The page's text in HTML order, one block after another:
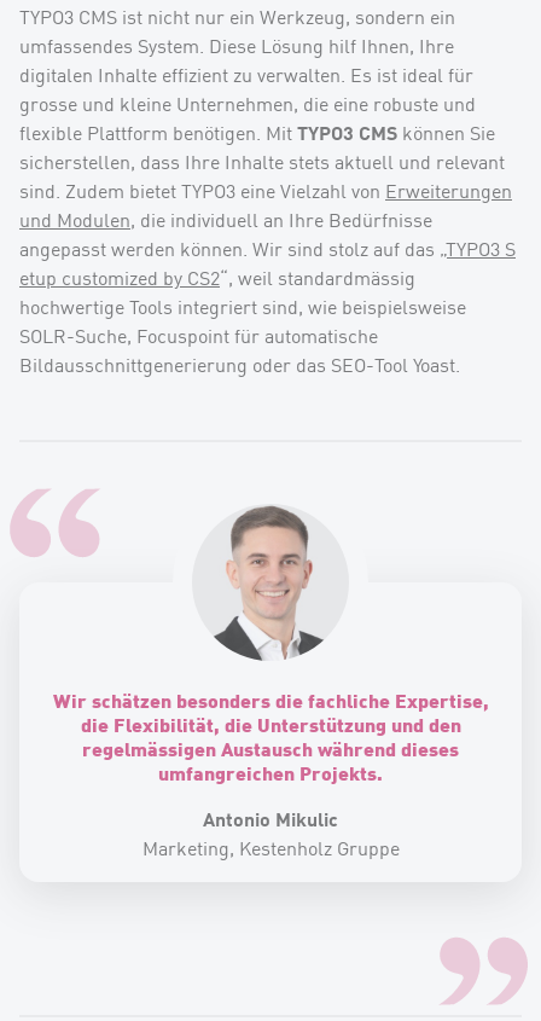
TYPO3 CMS ist nicht nur ein Werkzeug, sondern ein
umfassendes System. Diese Lösung hilf Ihnen, Ihre
digitalen Inhalte effizient zu verwalten. Es ist ideal für
grosse und kleine Unternehmen, die eine robuste und
flexible Plattform benötigen. Mit TYPO3 CMS können Sie
sicherstellen, dass Ihre Inhalte stets aktuell und relevant
sind. Zudem bietet TYPO3 eine Vielzahl von Erweiterungen
und Modulen, die individuell an Ihre Bedürfnisse
angepasst werden können. Wir sind stolz auf das „TYPO3 S
etup customized by CS2“, weil standardmässig
hochwertige Tools integriert sind, wie beispielsweise
SOLR-Suche, Focuspoint für automatische
Bildausschnittgenerierung oder das SEO-Tool Yoast.
Wir schätzen besonders die fachliche Expertise,
die Flexibilität, die Unterstützung und den
regelmässigen Austausch während dieses
umfangreichen Projekts.
Antonio Mikulic
Marketing, Kestenholz Gruppe